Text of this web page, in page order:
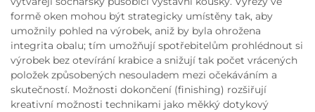
formě oken mohou být strategicky umístěny tak, aby
umožnily pohled na výrobek, aniž by byla ohrožena
integrita obalu; tím umožňují spotřebitelům prohlédnout si
výrobek bez otevírání krabice a snižují tak počet vrácených
položek způsobených nesouladem mezi očekáváním a
skutečností. Možnosti dokončení (finishing) rozšiřují
kreativní možnosti technikami jako měkký dotykový